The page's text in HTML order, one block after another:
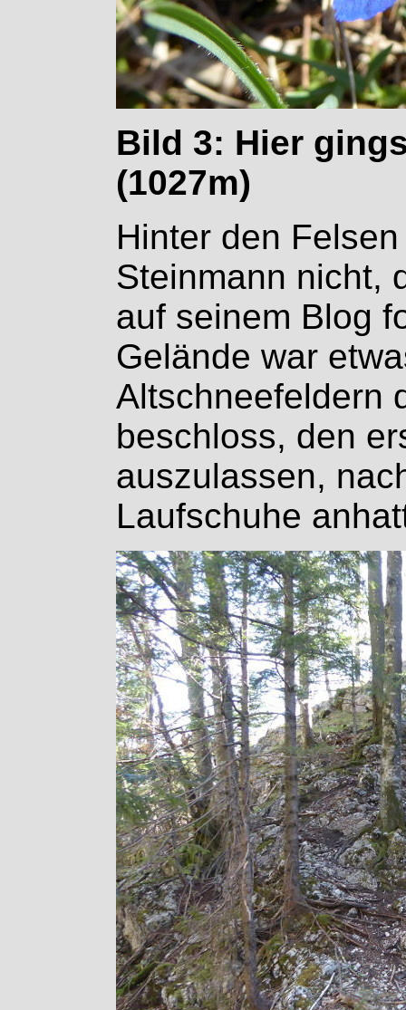
Bild 3: Hier
(1027m)
Hinter den
Steinmann nicht,
auf seinem Blog
Gelände war
Altschneefeldern
beschloss, den
auszulassen,
Laufschuhe